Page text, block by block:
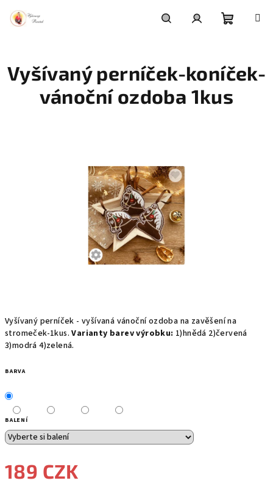
obsah
košík
Vyšívaný perníček - vyšívaná vánoční ozdoba na zavěšení na
stromeček-1kus.Varianty barev výrobku: 1)hnědá 2)červená
3)modrá 4)zelená.
BARVA
BALENÍ
189 CZK
Vyšívaný perníček-koníček-
vánoční ozdoba 1kus